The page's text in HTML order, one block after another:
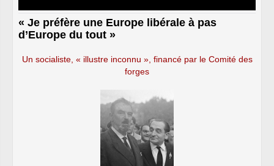
« Je préfère une Europe libérale à pas
d’Europe du tout »
Un socialiste, « illustre inconnu », financé par le Comité des
forges